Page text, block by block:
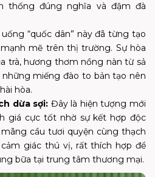
thống đúng nghĩa và đậm đà
“quốc dân” này đã từng tạo
mẽ trên thị trường. Sự hòa
trà, hương thơm nồng nàn từ sả
miếng đào to bản tạo nên
hòa.
dừa sợi: Đây là hiện tượng mới
giá cực tốt nhờ sự kết hợp độc
cầu tươi quyện cùng thạch
giác thú vị, rất thích hợp để
bữa tại trung tâm thương mại.